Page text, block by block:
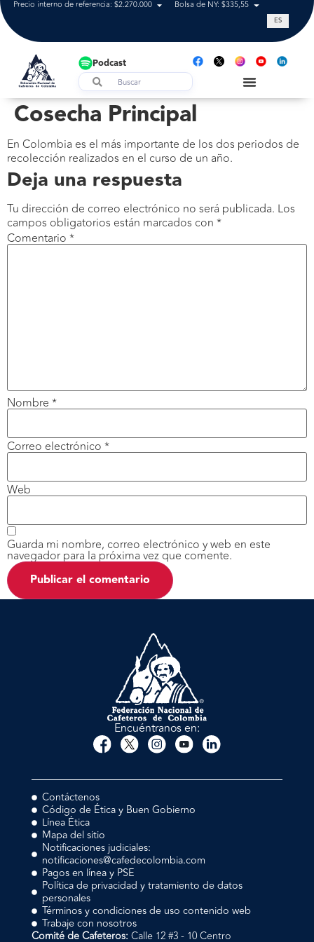
Precio interno de referencia: $2.270.000 Bolsa de NY: $335,55 Tasa de
ES
Podcast
Cosecha Principal
En Colombia es el más importante de los dos periodos de
recolección realizados en el curso de un año.
Deja una respuesta
Tu dirección de correo electrónico no será publicada. Los
campos obligatorios están marcados con *
Comentario *
Nombre *
Correo electrónico *
Web
Guarda mi nombre, correo electrónico y web en este
navegador para la próxima vez que comente.
Encuéntranos en:
Contáctenos
Código de Ética y Buen Gobierno
Línea Ética
Mapa del sitio
Notificaciones judiciales:
notificaciones@cafedecolombia.com
Pagos en línea y PSE
Política de privacidad y tratamiento de datos
personales
Términos y condiciones de uso contenido web
Trabaje con nosotros
Comité de Cafeteros: Calle 12 #3 - 10 Centro